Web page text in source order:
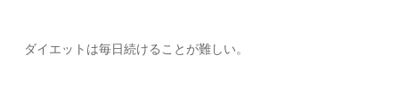
ダイエットは毎日続けることが難しい。